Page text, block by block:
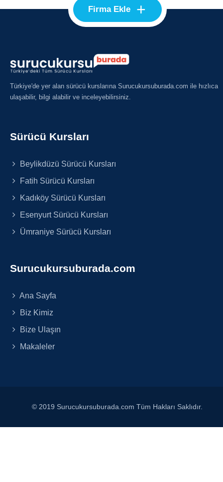
Firma Ekle +
Türkiye'de yer alan sürücü kurslarına Surucukursuburada.com ile hızlıca
ulaşabilir, bilgi alabilir ve inceleyebilirsiniz.
Sürücü Kursları
Beylikdüzü Sürücü Kursları
Fatih Sürücü Kursları
Kadıköy Sürücü Kursları
Esenyurt Sürücü Kursları
Ümraniye Sürücü Kursları
Surucukursuburada.com
Ana Sayfa
Biz Kimiz
Bize Ulaşın
Makaleler
© 2019 Surucukursuburada.com Tüm Hakları Saklıdır.